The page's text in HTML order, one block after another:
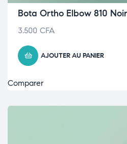
Bota Ortho Elbow 810
3.500 CFA
AJOUTER AU PANIER
Comparer